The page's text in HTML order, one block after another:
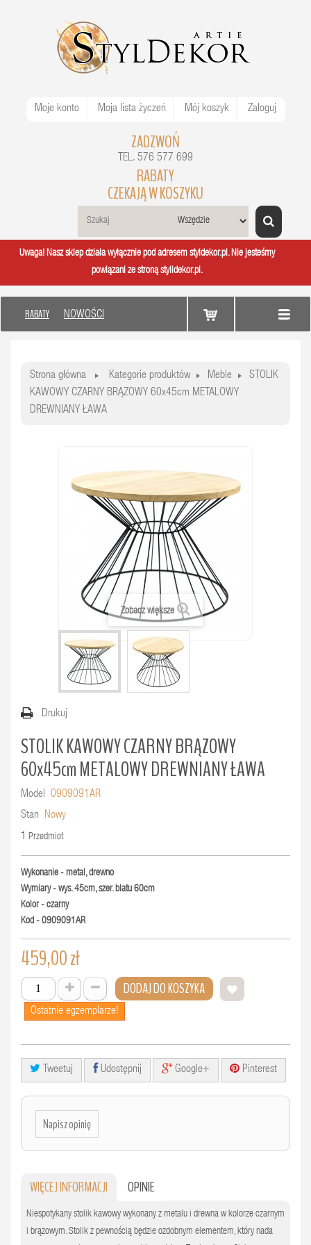
Moje konto Moja lista życzeń Mój koszyk Zaloguj
ZADZWOŃ
TEL. 576 577 699
RABATY
CZEKAJĄ W KOSZYKU
Uwaga! Nasz sklep działa wyłącznie pod adresem styldekor.pl. Nie jesteśmy
powiązani ze stroną stylidekor.pl.
RABATY NOWOŚCI
Strona główna Kategorie produktów Meble
STOLIK
KAWOWY CZARNY BRĄZOWY 60x45cm METALOWY
DREWNIANY ŁAWA
Zobacz większe
Drukuj
STOLIK KAWOWY CZARNY BRĄZOWY
60x45cm METALOWY DREWNIANY ŁAWA
Model 0909091AR
Stan Nowy
1 Przedmiot
Wykonanie - metal, drewno
Wymiary - wys. 45cm, szer. blatu 60cm
Kolor - czarny
Kod - 0909091AR
459,00 zł
DODAJ DO KOSZYKA
Ostatnie egzemplarze!
Tweetuj Udostępnij Google+ Pinterest
Napisz opinię
WIĘCEJ INFORMACJI OPINIE
Niespotykany stolik kawowy wykonany z metalu i drewna w kolorze czarnym
i brązowym. Stolik z pewnością będzie ozdobnym elementem, który nada